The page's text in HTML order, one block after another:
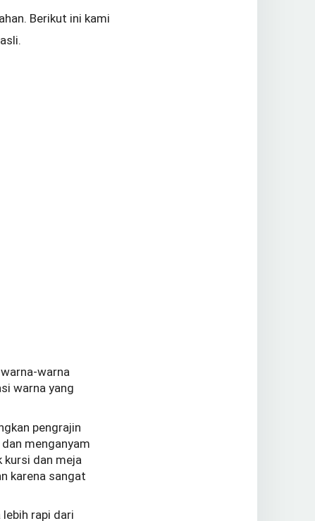
Berikut ini kami
warna
warna yang
pengrajin
menganyam
dan meja
karena sangat
rapi dari